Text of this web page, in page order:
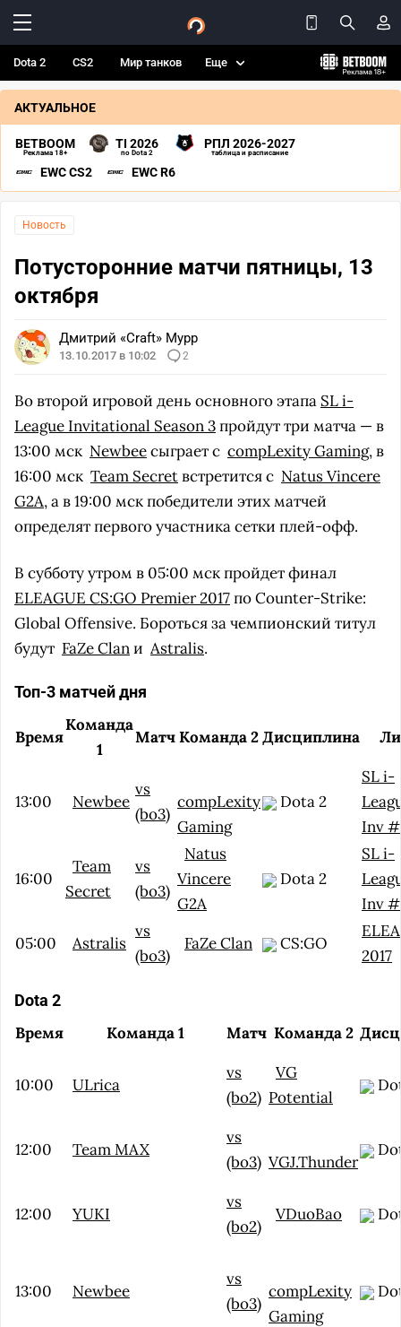
Dota 2 CS2 Мир танков Еще
АКТУАЛЬНОЕ
BETBOOM
Реклама 18+
TI 2026
по Dota 2
РПЛ 2026-2027
таблица и расписание
EWC CS2 EWC R6
Новость
Потусторонние матчи пятницы, 13
октября
Дмитрий «Craft» Мурр
13.10.2017 в 10:02 2
Во второй игровой день основного этапа SL i-
League Invitational Season 3пройдут три матча — в
13:00 мск Newbeeсыграет с compLexity Gaming, в
16:00 мск Team Secretвстретится с Natus Vincere
G2A, а в 19:00 мск победители этих матчей
определят первого участника сетки плей-офф.
В субботу утром в 05:00 мск пройдет финал
ELEAGUE CS:GO Premier 2017по Counter-Strike:
Global Offensive. Бороться за чемпионский титул
будут FaZe Clanи Astralis.
Топ-3 матчей дня
Время
Команда
1
МатчКоманда 2Дисциплина
13:00 Newbee
vs
(bo3)
compLexity
Gaming
Dota 2
SL i-
Inv
16:00
Team
Secret
vs
(bo3)
Natus
Vincere
G2A
Dota 2
SL i-
Inv
05:00
Astralis
vs
(bo3)
FaZe Clan CS:GO
2017
Dota 2
Время Команда 1 Матч Команда 2
10:00 ULrica
vs
(bo2)
VG
Potential
12:00 Team MAX
vs
(bo3) VGJ.Thunder
12:00 YUKI
vs
(bo2)
VDuoBao
13:00 Newbee
vs
(bo3)
compLexity
Gaming